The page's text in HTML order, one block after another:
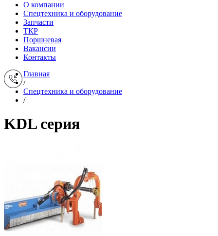
О компании
Спецтехника и оборудование
Запчасти
ТКР
Поршневая
Вакансии
Контакты
Главная
/
Спецтехника и оборудование
/
KDL серия